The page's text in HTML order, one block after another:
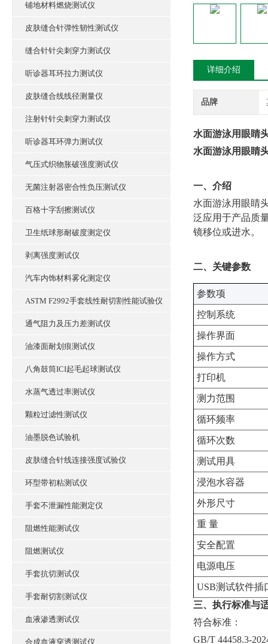
铺地材料燃烧测试仪
皮肤缝合针弹性韧性测试仪
缝合针针尖刺穿力测试仪
听诊器耳环拉力测试仪
皮肤缝合线线径测量仪
注射针针尖刺穿力测试仪
听诊器耳环弹力测试仪
气压式织物胀破强度测试仪
无菌注射器密合性负压测试仪
百格十字刮擦测试仪
卫生纸球形耐破度测定仪
剥离强度测试仪
汽车内饰材料雾化测定仪
ASTM F2992手套线性耐切割性能试验仪
通气阻力及压力差测试仪
油漆面耐划痕测试仪
八角鼓筒ICI起毛起球测试仪
水蒸气透过率测试仪
颗粒过滤性测试仪
油墨脱色试验机
皮肤缝合针线连接强度试验仪
环型带初粘测试仪
手套不泄漏性能测定仪
阻燃性能测试仪
阻燃测试仪
手套抗切测试仪
手套耐切割测试仪
血液渗透测试仪
合成血液穿透测试仪
详细介绍
品牌
水面游泳用眼睛
水面游泳用眼睛
‌一、介绍
水面游泳用眼睛
泛应用于产品质
镜移位或进水。
‌二、关键参数
‌参数项‌
控制系统
操作界面
操作方式
打印机
测力范围
循环频率
循环次数
测试用具
浸泡水容器
外形尺寸
重 量
安全配置
电源电压
USB测试软件插
三、执行标准与
符合标准：
GB/T 44458.3-